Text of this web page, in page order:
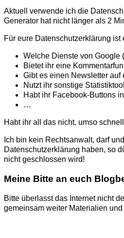
Aktuell verwende ich die
Generator hat nicht länger als 2
Für eure Datenschutzerklärung ist
Welche Dienste von
Bietet ihr eine
Gibt es einen Newsletter auf
Nutzt ihr sonstige
Habt ihr Facebook-Buttons
…
Habt ihr all das nicht, umso
Ich bin kein Rechtsanwalt, darf
Datenschutzerklärung haben, so
nicht geschlossen wird!
Meine Bitte an euch
Bitte überlasst das Internet nicht
gemeinsam weiter Materialien